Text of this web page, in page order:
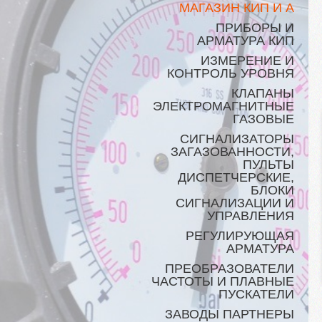
МАГАЗИН КИП И А
ПРИБОРЫ И
АРМАТУРА КИП
ИЗМЕРЕНИЕ И
КОНТРОЛЬ УРОВНЯ
КЛАПАНЫ
ЭЛЕКТРОМАГНИТНЫЕ
ГАЗОВЫЕ
СИГНАЛИЗАТОРЫ
ЗАГАЗОВАННОСТИ,
ПУЛЬТЫ
ДИСПЕТЧЕРСКИЕ,
БЛОКИ
СИГНАЛИЗАЦИИ И
УПРАВЛЕНИЯ
РЕГУЛИРУЮЩАЯ
АРМАТУРА
ПРЕОБРАЗОВАТЕЛИ
ЧАСТОТЫ И ПЛАВНЫЕ
ПУСКАТЕЛИ
ЗАВОДЫ ПАРТНЕРЫ